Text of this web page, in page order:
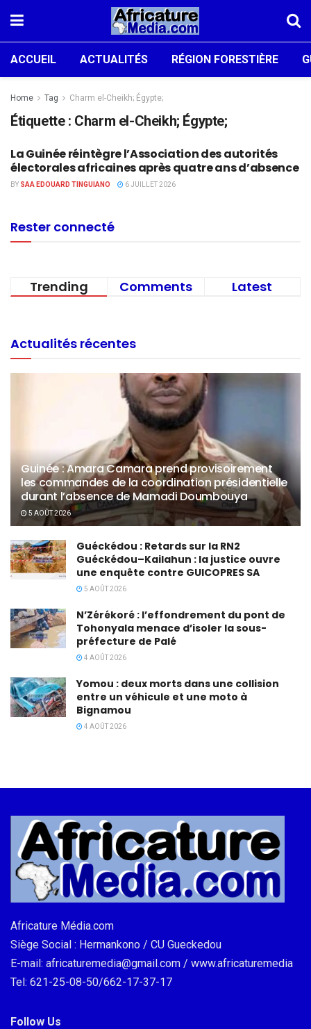
ACCUEIL ACTUALITÉS RÉGION FORESTIÈRE
Home Tag Charm el-Cheikh; Égypte;
Étiquette : Charm el-Cheikh; Égypte;
ACTUALITÉS
La Guinée réintègre l’Association des autorités
électorales africaines après quatre ans d’absence
BY SAA EDOUARD TINGUIANO 6 JUILLET 2026
Rester connecté
Trending Comments Latest
Actualités récentes
Guinée : Amara Camara prend provisoirement
les commandes de la coordination présidentielle
durant l’absence de Mamadi Doumbouya
5 AOÛT 2026
Guéckédou : Retards sur la RN2
Guéckédou–Kailahun : la justice ouvre
une enquête contre GUICOPRES SA
5 AOÛT 2026
N’Zérékoré : l’effondrement du pont de
Tohonyala menace d’isoler la sous-
préfecture de Palé
4 AOÛT 2026
Yomou : deux morts dans une collision
entre un véhicule et une moto à
Bignamou
4 AOÛT 2026
Africature Média.com
Siège Social : Hermankono / CU Gueckedou
E-mail: africaturemedia@gmail.com / www.africaturemedia
Tel: 621-25-08-50/662-17-37-17
Follow Us